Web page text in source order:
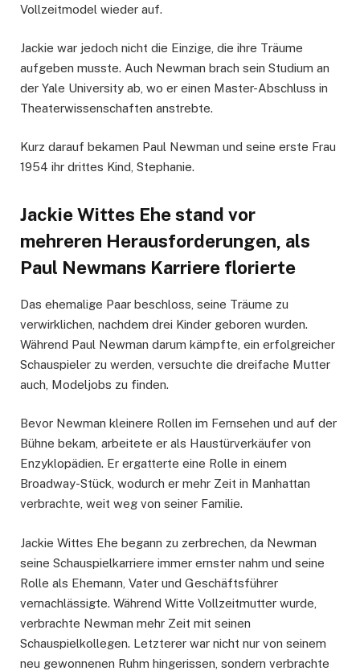
Vollzeitmodel wieder auf.
Jackie war jedoch nicht die Einzige, die ihre Träume
aufgeben musste. Auch Newman brach sein Studium an
der Yale University ab, wo er einen Master-Abschluss in
Theaterwissenschaften anstrebte.
Kurz darauf bekamen Paul Newman und seine erste Frau
1954 ihr drittes Kind, Stephanie.
Jackie Wittes Ehe stand vor
mehreren Herausforderungen, als
Paul Newmans Karriere florierte
Das ehemalige Paar beschloss, seine Träume zu
verwirklichen, nachdem drei Kinder geboren wurden.
Während Paul Newman darum kämpfte, ein erfolgreicher
Schauspieler zu werden, versuchte die dreifache Mutter
auch, Modeljobs zu finden.
Bevor Newman kleinere Rollen im Fernsehen und auf der
Bühne bekam, arbeitete er als Haustürverkäufer von
Enzyklopädien. Er ergatterte eine Rolle in einem
Broadway-Stück, wodurch er mehr Zeit in Manhattan
verbrachte, weit weg von seiner Familie.
Jackie Wittes Ehe begann zu zerbrechen, da Newman
seine Schauspielkarriere immer ernster nahm und seine
Rolle als Ehemann, Vater und Geschäftsführer
vernachlässigte. Während Witte Vollzeitmutter wurde,
verbrachte Newman mehr Zeit mit seinen
Schauspielkollegen. Letzterer war nicht nur von seinem
neu gewonnenen Ruhm hingerissen, sondern verbrachte